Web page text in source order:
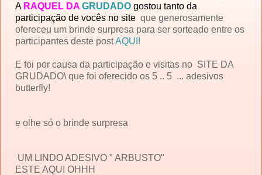
A RAQUEL DA GRUDADO gostou tanto da
participação de vocês no site que generosamente
ofereceu um brinde surpresa para ser sorteado entre os
participantes deste postAQUI!
E foi por causa da participação e visitas no SITE DA
GRUDADO\ que foi oferecido os 5 .. 5 ... adesivos
butterfly!
e olhe só o brinde surpresa
UM LINDO ADESIVO " ARBUSTO"
ESTE AQUI OHHH